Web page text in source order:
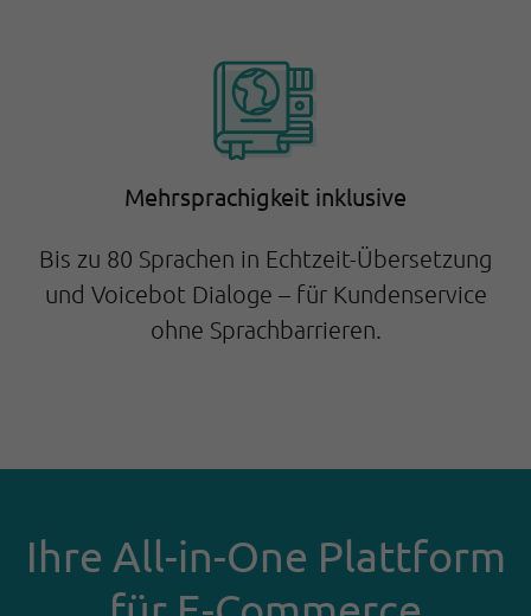
Mehrsprachigkeit inklusive
Bis zu 80 Sprachen in Echtzeit-Übersetzung
und Voicebot Dialoge – für Kundenservice
ohne Sprachbarrieren.
Ihre All-in-One Plattform